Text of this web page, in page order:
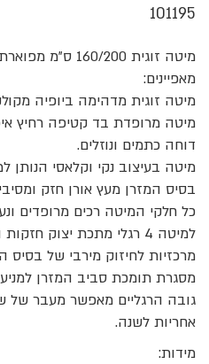
101195
מיטה זוגית 160/200 ס"מ מפוארת דגם לואיז
מאפיינים:
מיטה זוגית מדהימה ביופיה
מיטה מרופדת בד קטיפה רחיץ
דוחה כתמים ונוזלים.
מיטה בעיצוב נקי וקלאסי הנותן
בסיס המזרן מעץ אורן חזק
כל חלקי המיטה רכים מרופדים
למיטה 4 רגלי מתכת יצוק
מרכזיות לחיזוק מירבי של בסיס
מסגרת תומכת סביב המזרן
גובה הרגליים מאפשר מעבר של
אחריות לשנה.
מידות: